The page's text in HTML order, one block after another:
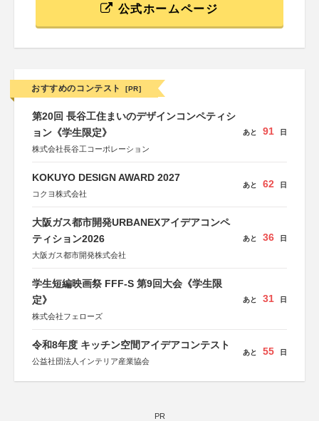
公式ホームページ
おすすめのコンテスト [PR]
第20回 長谷工住まいのデザインコンペティシ
ョン《学生限定》
株式会社長谷工コーポレーション
あと 91 日
KOKUYO DESIGN AWARD 2027
コクヨ株式会社
あと 62 日
大阪ガス都市開発URBANEXアイデアコンペ
ティション2026
大阪ガス都市開発株式会社
あと 36 日
学生短編映画祭 FFF-S 第9回大会《学生限
定》
株式会社フェローズ
あと 31 日
令和8年度 キッチン空間アイデアコンテスト
公益社団法人インテリア産業協会
あと 55 日
PR